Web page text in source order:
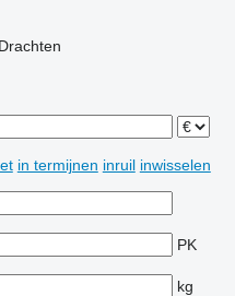
Drachten
in termijnen inruil inwisselen
PK
kg